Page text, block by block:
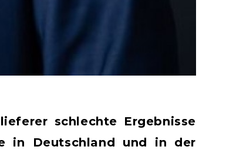
schlechte Ergebnisse
in Deutschland und in der